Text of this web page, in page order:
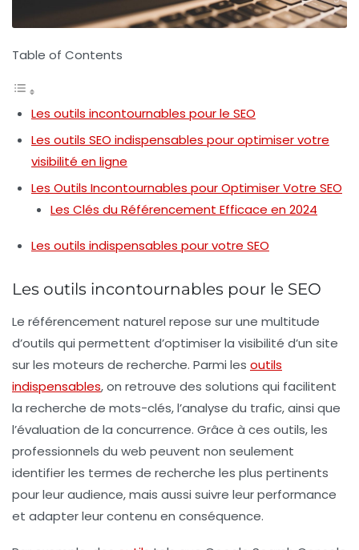
Table of Contents
Les outils incontournables pour le SEO
Les outils SEO indispensables pour optimiser votre
visibilité en ligne
Les Outils Incontournables pour Optimiser Votre SEO
Les Clés du Référencement Efficace en 2024
Les outils indispensables pour votre SEO
Les outils incontournables pour le SEO
Le référencement naturel repose sur une multitude
d’outils qui permettent d’optimiser la visibilité d’un site
sur les moteurs de recherche. Parmi les outils
indispensables, on retrouve des solutions qui facilitent
la recherche de mots-clés, l’analyse du trafic, ainsi que
l’évaluation de la concurrence. Grâce à ces outils, les
professionnels du web peuvent non seulement
identifier les termes de recherche les plus pertinents
pour leur audience, mais aussi suivre leur performance
et adapter leur contenu en conséquence.